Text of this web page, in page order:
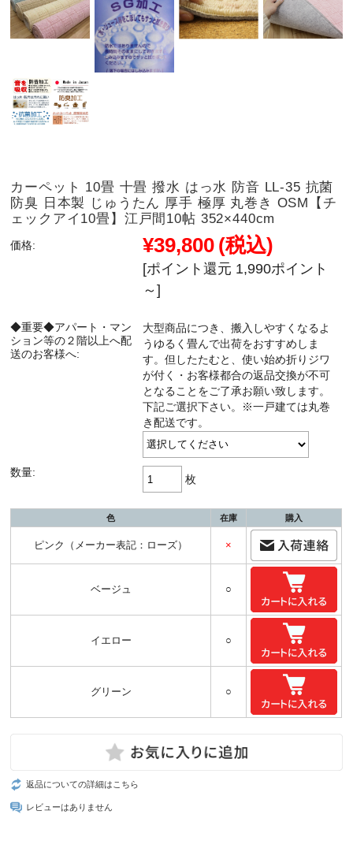
カーペット 10畳 十畳 撥水 はっ水 防音 LL-35 抗菌
防臭 日本製 じゅうたん 厚手 極厚 丸巻き OSM【チ
ェックアイ10畳】江戸間10帖 352×440cm
価格: ¥39,800 (税込)
[ポイント還元 1,990ポイント
～]
◆重要◆アパート・マン
ション等の２階以上へ配
送のお客様へ:
大型商品につき、搬入しやすくなるよ
うゆるく畳んで出荷をおすすめしま
す。但したたむと、使い始め折りジワ
が付く・お客様都合の返品交換が不可
となることをご了承お願い致します。
下記ご選択下さい。※一戸建ては丸巻
き配送です。
数量:
枚
色 在庫 購入
ピンク（メーカー表記：ローズ） ×
ベージュ ○
イエロー ○
グリーン ○
返品についての詳細はこちら
レビューはありません